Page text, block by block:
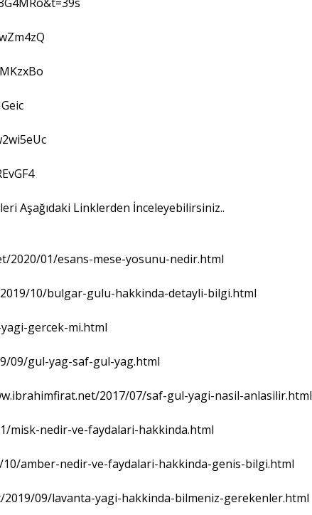
Aşağıdaki Linklerden İnceleyebilirsiniz..
2020/01/esans-mese-yosunu-nedir.html
10/bulgar-gulu-hakkinda-detayli-bilgi.html
gercek-mi.html
09/gul-yag-saf-gul-yag.html
2017/07/saf-gul-yagi-nasil-anlasilir.html
misk-nedir-ve-faydalari-hakkinda.html
amber-nedir-ve-faydalari-hakkinda-genis-bilgi.html
2019/09/lavanta-yagi-hakkinda-bilmeniz-gerekenler.html